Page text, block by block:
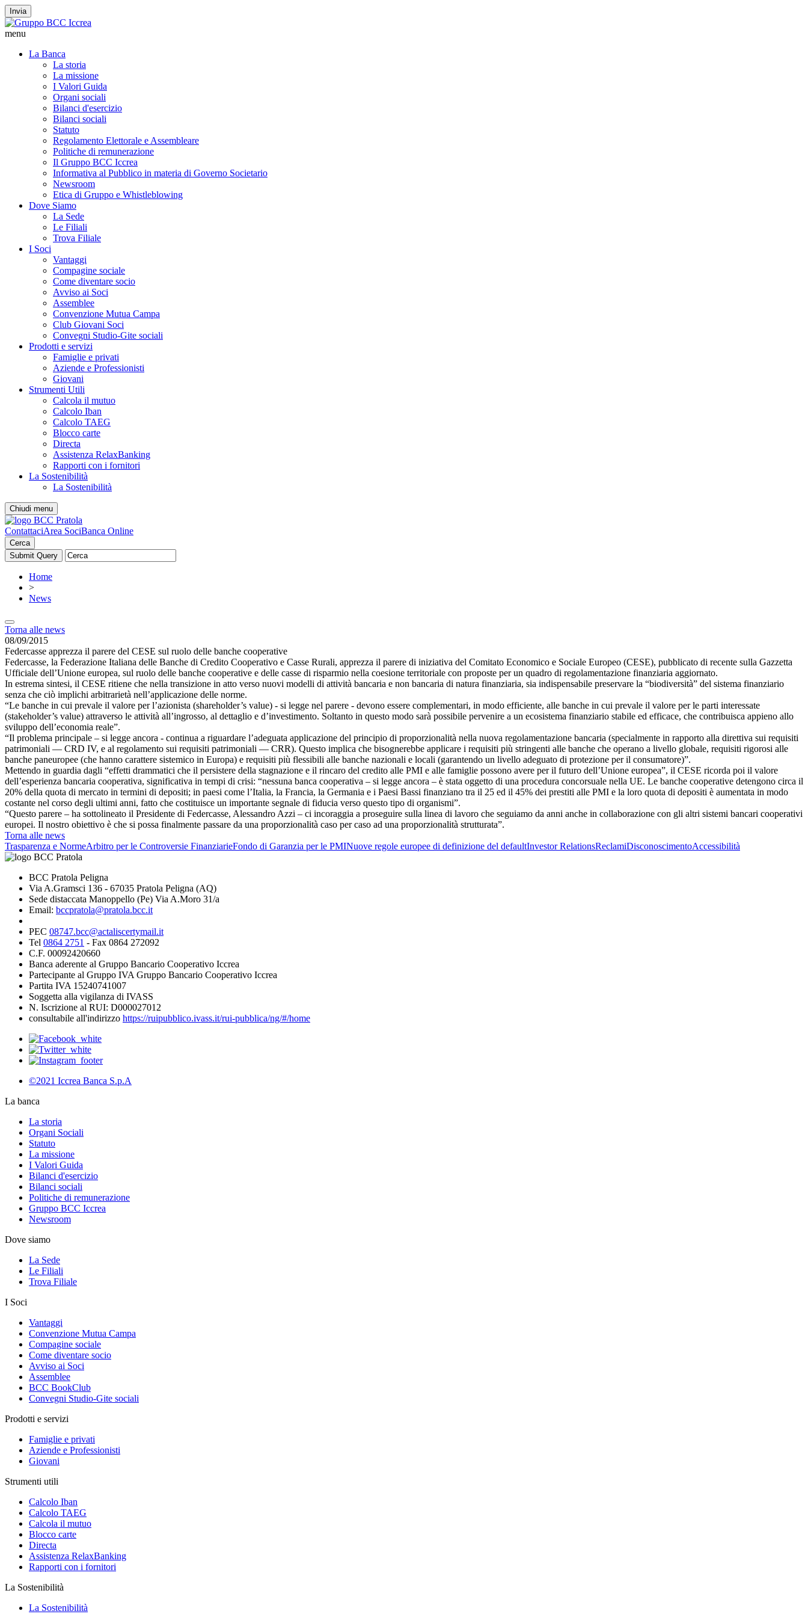
Invia
menu
La Banca
La storia
La missione
I Valori Guida
Organi sociali
Bilanci d'esercizio
Bilanci sociali
Statuto
Regolamento Elettorale e Assembleare
Politiche di remunerazione
Il Gruppo BCC Iccrea
Informativa al Pubblico in materia di Governo Societario
Newsroom
Etica di Gruppo e Whistleblowing
Dove Siamo
La Sede
Le Filiali
Trova Filiale
I Soci
Vantaggi
Compagine sociale
Come diventare socio
Avviso ai Soci
Assemblee
Convenzione Mutua Campa
Club Giovani Soci
Convegni Studio-Gite sociali
Prodotti e servizi
Famiglie e privati
Aziende e Professionisti
Giovani
Strumenti Utili
Calcola il mutuo
Calcolo Iban
Calcolo TAEG
Blocco carte
Directa
Assistenza RelaxBanking
Rapporti con i fornitori
La Sostenibilità
La Sostenibilità
Chiudi menu
ContattaciArea SociBanca Online
Cerca
Home
>
News
Torna alle news
08/09/2015
Federcasse apprezza il parere del CESE sul ruolo delle banche cooperative
Federcasse, la Federazione Italiana delle Banche di Credito Cooperativo e Casse Rurali, apprezza il parere di iniziativa del Comitato Economico e Sociale Europeo (CESE), pubblicato di recente sulla Gazzetta
Ufficiale dell’Unione europea, sul ruolo delle banche cooperative e delle casse di risparmio nella coesione territoriale con proposte per un quadro di regolamentazione finanziaria aggiornato.
In estrema sintesi, il CESE ritiene che nella transizione in atto verso nuovi modelli di attività bancaria e non bancaria di natura finanziaria, sia indispensabile preservare la “biodiversità” del sistema finanziario
senza che ciò implichi arbitrarietà nell’applicazione delle norme.
“Le banche in cui prevale il valore per l’azionista (shareholder’s value) - si legge nel parere - devono essere complementari, in modo efficiente, alle banche in cui prevale il valore per le parti interessate
(stakeholder’s value) attraverso le attività all’ingrosso, al dettaglio e d’investimento. Soltanto in questo modo sarà possibile pervenire a un ecosistema finanziario stabile ed efficace, che contribuisca appieno allo
sviluppo dell’economia reale”.
“Il problema principale – si legge ancora - continua a riguardare l’adeguata applicazione del principio di proporzionalità nella nuova regolamentazione bancaria (specialmente in rapporto alla direttiva sui requisiti
patrimoniali — CRD IV, e al regolamento sui requisiti patrimoniali — CRR). Questo implica che bisognerebbe applicare i requisiti più stringenti alle banche che operano a livello globale, requisiti rigorosi alle
banche paneuropee (che hanno carattere sistemico in Europa) e requisiti più flessibili alle banche nazionali e locali (garantendo un livello adeguato di protezione per il consumatore)”.
Mettendo in guardia dagli “effetti drammatici che il persistere della stagnazione e il rincaro del credito alle PMI e alle famiglie possono avere per il futuro dell’Unione europea”, il CESE ricorda poi il valore
dell’esperienza bancaria cooperativa, significativa in tempi di crisi: “nessuna banca cooperativa – si legge ancora – è stata oggetto di una procedura concorsuale nella UE. Le banche cooperative detengono circa il
20% della quota di mercato in termini di depositi; in paesi come l’Italia, la Francia, la Germania e i Paesi Bassi finanziano tra il 25 ed il 45% dei prestiti alle PMI e la loro quota di depositi è aumentata in modo
costante nel corso degli ultimi anni, fatto che costituisce un importante segnale di fiducia verso questo tipo di organismi”.
“Questo parere – ha sottolineato il Presidente di Federcasse, Alessandro Azzi – ci incoraggia a proseguire sulla linea di lavoro che seguiamo da anni anche in collaborazione con gli altri sistemi bancari cooperativi
europei. Il nostro obiettivo è che si possa finalmente passare da una proporzionalità caso per caso ad una proporzionalità strutturata”.
Torna alle news
Trasparenza e NormeArbitro per le Controversie FinanziarieFondo di Garanzia per le PMINuove regole europee di definizione del defaultInvestor RelationsReclamiDisconoscimentoAccessibilità
BCC Pratola Peligna
Via A.Gramsci 136 - 67035 Pratola Peligna (AQ)
Sede distaccata Manoppello (Pe) Via A.Moro 31/a
Email: bccpratola@pratola.bcc.it
PEC 08747.bcc@actaliscertymail.it
Tel 0864 2751 - Fax 0864 272092
C.F. 00092420660
Banca aderente al Gruppo Bancario Cooperativo Iccrea
Partecipante al Gruppo IVA Gruppo Bancario Cooperativo Iccrea
Partita IVA 15240741007
Soggetta alla vigilanza di IVASS
N. Iscrizione al RUI: D000027012
consultabile all'indirizzo https://ruipubblico.ivass.it/rui-pubblica/ng/#/home
©2021 Iccrea Banca S.p.A
La banca
La storia
Organi Sociali
Statuto
La missione
I Valori Guida
Bilanci d'esercizio
Bilanci sociali
Politiche di remunerazione
Gruppo BCC Iccrea
Newsroom
Dove siamo
La Sede
Le Filiali
Trova Filiale
I Soci
Vantaggi
Convenzione Mutua Campa
Compagine sociale
Come diventare socio
Avviso ai Soci
Assemblee
BCC BookClub
Convegni Studio-Gite sociali
Prodotti e servizi
Famiglie e privati
Aziende e Professionisti
Giovani
Strumenti utili
Calcolo Iban
Calcolo TAEG
Calcola il mutuo
Blocco carte
Directa
Assistenza RelaxBanking
Rapporti con i fornitori
La Sostenibilità
La Sostenibilità